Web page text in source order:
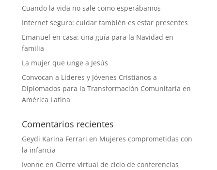
Cuando la vida no sale como esperábamos
Internet seguro: cuidar también es estar presentes
Emanuel en casa: una guía para la Navidad en
familia
La mujer que unge a Jesús
Convocan a Líderes y Jóvenes Cristianos a
Diplomados para la Transformación Comunitaria en
América Latina
Comentarios recientes
Geydi Karina Ferrari en Mujeres comprometidas con
la infancia
Ivonne en Cierre virtual de ciclo de conferencias